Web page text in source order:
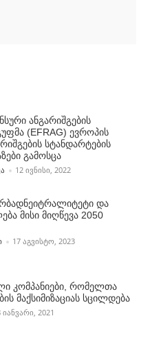
ანგარიშგების
(EFRAG) ევროპის
სტანდარტების
გამოსცა
12 ᲘᲕᲜᲘᲡᲘ, 2022
და
მისი მიღწევა 2050
17 ᲐᲒᲕᲘᲡᲢᲝ, 2023
კომპანიები, რომელთა
მაქსიმიზაციას სცილდება
ᲘᲐᲜᲕᲐᲠᲘ, 2021